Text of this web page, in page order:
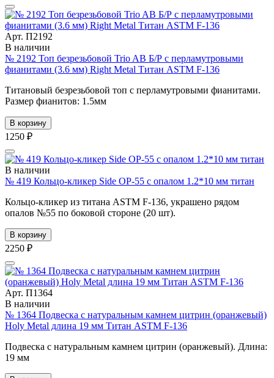
Арт. П2192
В наличии
№ 2192 Топ безрезьбовой Trio AB Б/Р с перламутровыми
фианитами (3.6 мм) Right Metal Титан ASTM F-136
Титановый безрезьбовой топ с перламутровыми фианитами.
Размер фианитов: 1.5мм
В корзину
1250 ₽
В наличии
№ 419 Кольцо-кликер Side OP-55 с опалом 1.2*10 мм титан
Кольцо-кликер из титана ASTM F-136, украшено рядом
опалов №55 по боковой стороне (20 шт).
В корзину
2250 ₽
Арт. П1364
В наличии
№ 1364 Подвеска с натуральным камнем цитрин (оранжевый)
Holy Metal длина 19 мм Титан ASTM F-136
Подвеска с натуральным камнем цитрин (оранжевый). Длина:
19 мм